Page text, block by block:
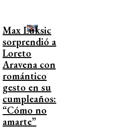
Max Luksic
sorprendió a
Loreto
Aravena con
romántico
gesto en su
cumpleaños:
“Cómo no
amarte”